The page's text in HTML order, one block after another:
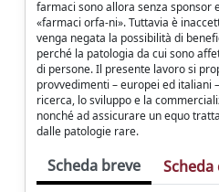
farmaci sono allora senza sponsor
«farmaci orfa-ni». Tuttavia è
venga negata la possibilità di
perché la patologia da cui sono
di persone. Il presente lavoro si
provvedimenti – europei ed italiani
ricerca, lo sviluppo e la
nonché ad assicurare un equo
dalle patologie rare.
Scheda breve